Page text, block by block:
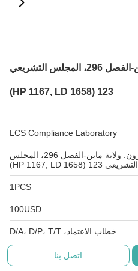
متطلبات الأمازون: ولاية ماين-الفصل 296، المجلس التشريعي
123 (HP 1167, LD 1658)
LCS Compliance Laboratory
متطلبات الأمازون: ولاية ماين-الفصل 296، المجلس
التشريعي 123 (HP 1167, LD 1658)
1PCS
100USD
خطاب الاعتماد، D/A، D/P، T/T
اتصل بنا